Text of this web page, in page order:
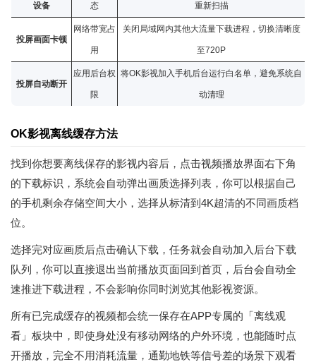
设备 态 重新扫描
投屏画面卡顿
网络带宽占
用
关闭局域网内其他大流量下载进程，切换清晰度
至720P
投屏自动断开
应用后台权
限
将OK影视加入手机后台运行白名单，避免系统自
动清理
OK影视离线缓存方法
找到你想要离线保存的影视内容后，点击视频播放界面右下角
的下载标识，系统会自动弹出画质选择列表，你可以根据自己
的手机剩余存储空间大小，选择从标清到4K超清的不同画质档
位。
选择完对应画质后点击确认下载，任务就会自动加入后台下载
队列，你可以直接退出当前播放页面回到首页，后台会自动全
速推进下载进程，不会影响你同时浏览其他影视资源。
所有已完成缓存的视频都会统一保存在APP专属的「离线观
看」板块中，即使身处没有移动网络的户外环境，也能随时点
开播放，完全不用消耗流量，通勤地铁等信号差的场景下观看